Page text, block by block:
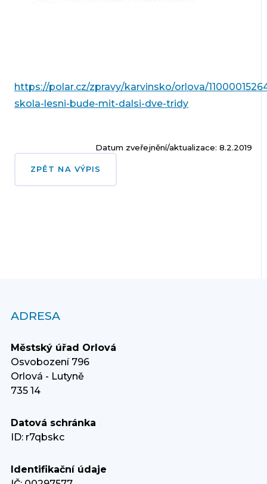
https://polar.cz/zpravy/karvinsko/orlova/
skola-lesni-bude-mit-dalsi-dve-tridy
Datum zveřejnění/aktualizace: 8.2.2019
ZPĚT NA VÝPIS
ADRESA
Městský úřad Orlová
Osvobození 796
Orlová - Lutyně
735 14
Datová schránka
ID: r7qbskc
Identifikační údaje